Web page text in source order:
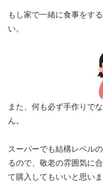
もし家で一緒に食事をす
い。
また、何も必ず手作りで
ん。
スーパーでも結構レベル
るので、敬老の雰囲気に
て購入してもいいと思いま